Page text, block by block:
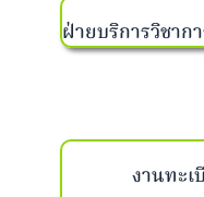
ฝ่ายบริการวิชาก
งานทะ